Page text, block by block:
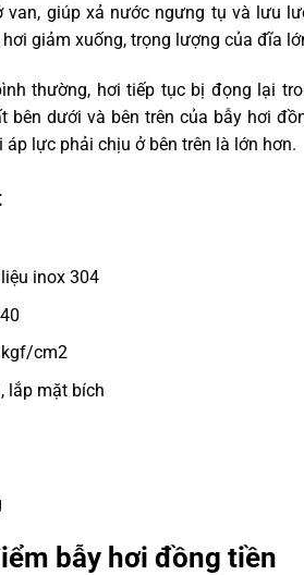
van, giúp xả nước ngưng tụ và lưu
giảm xuống, trọng lượng của đĩa
thường, hơi tiếp tục bị đọng lại
bên dưới và bên trên của bẫy hơi
lực phải chịu ở bên trên là lớn hơn.
inox 304
kgf/cm2
lắp mặt bích
bẫy hơi đồng tiền